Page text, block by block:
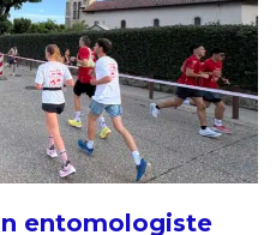
entomologiste